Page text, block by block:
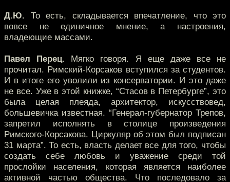
Д.Ю. То есть, складывается впечатление, что это
вовсе не единичное мнение, а настроения,
владеющие массами.
Павел Перец. Мягко говоря. Я еще даже все не
прочитал. Римский-Корсаков вступился за студентов.
И в итоге его уволили из консерватории. И это даже
не все. Уже в этой книжке, “Стасов в Петербурге”, это
была целая плеяда, архитектор, искусствовед,
большевичка известная. “Генерал-губернатор Трепов,
запретил исполнять в столице произведения
Римского-Корсакова. Циркуляр об этом был подписан
31 марта”. То есть, власть делает все для того, чтобы
создать себе любовь и уважение среди той
прослойки населения, которая является наиболее
активной частью общества. Что последовало за